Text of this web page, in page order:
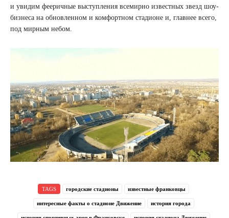
и увидим фееричные выступления всемирно известных звезд шоу-
бизнеса на обновленном и комфортном стадионе и, главнее всего,
под мирным небом.
TAGS городские стадионы известные франковцы
интересные факты о стадионе Движение история города